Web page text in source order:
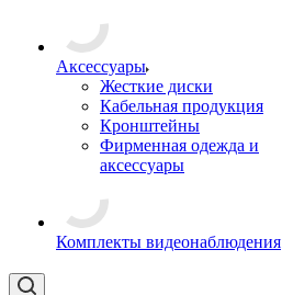
Аксессуары
Жесткие диски
Кабельная продукция
Кронштейны
Фирменная одежда и
аксессуары
Комплекты видеонаблюдения